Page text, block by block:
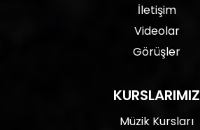
İletişim
Videolar
Görüşler
KURSLARIMIZ
Müzik Kursları